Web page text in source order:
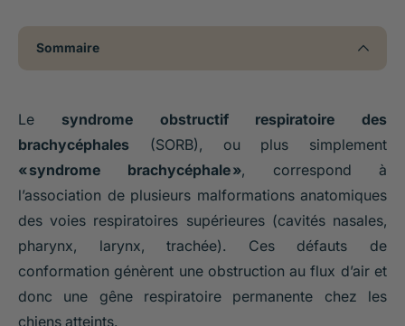
Sommaire
Le syndrome obstructif respiratoire des
brachycéphales (SORB), ou plus simplement
« syndrome brachycéphale », correspond à
l’association de plusieurs malformations anatomiques
des voies respiratoires supérieures (cavités nasales,
pharynx, larynx, trachée). Ces défauts de
conformation génèrent une obstruction au flux d’air et
donc une gêne respiratoire permanente chez les
chiens atteints.